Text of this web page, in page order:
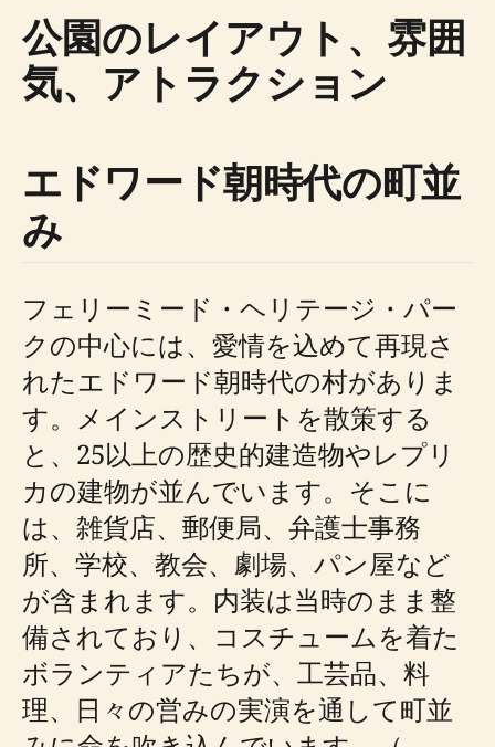
公園のレイアウト、雰囲
気、アトラクション
エドワード朝時代の町並
み
フェリーミード・ヘリテージ・パー
クの中心には、愛情を込めて再現さ
れたエドワード朝時代の村がありま
す。メインストリートを散策する
と、25以上の歴史的建造物やレプリ
カの建物が並んでいます。そこに
は、雑貨店、郵便局、弁護士事務
所、学校、教会、劇場、パン屋など
が含まれます。内装は当時のまま整
備されており、コスチュームを着た
ボランティアたちが、工芸品、料
理、日々の営みの実演を通して町並